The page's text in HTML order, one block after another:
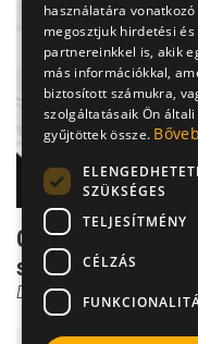
Görcsös
súlyosnak
Dr. Beró Mariann
használatára
megosztjuk hirdetési
partnereinkkel is, akik
más információkkal,
biztosított számukra,
szolgáltatásaik Ön
gyűjtöttek össze.
SZÜKSÉGES
TELJESÍTMÉNY
CÉLZÁS